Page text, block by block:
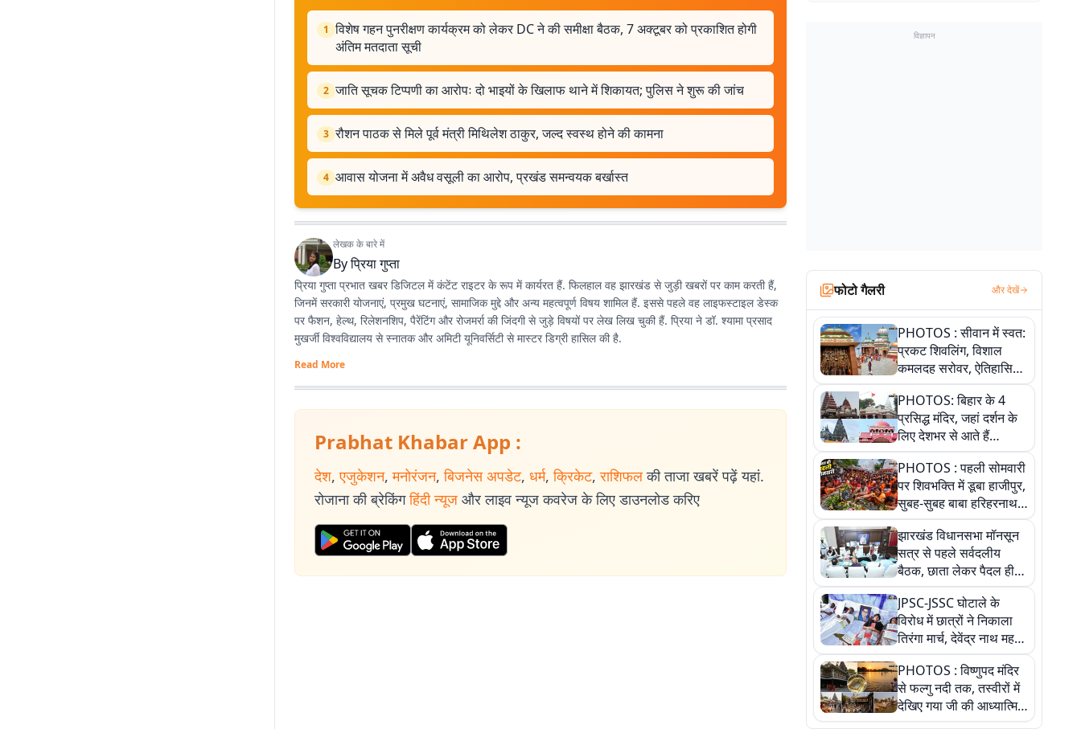
1 विशेष गहन पुनरीक्षण कार्यक्रम को लेकर DC ने की समीक्षा बैठक, 7 अक्टूबर को प्रकाशित होगी
अंतिम मतदाता सूची
2 जाति सूचक टिप्पणी का आरोपः दो भाइयों के खिलाफ थाने में शिकायत; पुलिस ने शुरू की जांच
3 रौशन पाठक से मिले पूर्व मंत्री मिथिलेश ठाकुर, जल्द स्वस्थ होने की कामना
4 आवास योजना में अवैध वसूली का आरोप, प्रखंड समन्वयक बर्खास्त
लेखक के बारे में
Byप्रिया गुप्ता
प्रिया गुप्ता प्रभात खबर डिजिटल में कंटेंट राइटर के रूप में कार्यरत हैं. फिलहाल वह झारखंड से जुड़ी खबरों पर काम करती हैं,
जिनमें सरकारी योजनाएं, प्रमुख घटनाएं, सामाजिक मुद्दे और अन्य महत्वपूर्ण विषय शामिल हैं. इससे पहले वह लाइफस्टाइल डेस्क
पर फैशन, हेल्थ, रिलेशनशिप, पैरेंटिंग और रोजमर्रा की जिंदगी से जुड़े विषयों पर लेख लिख चुकी हैं. प्रिया ने डॉ. श्यामा प्रसाद
मुखर्जी विश्वविद्यालय से स्नातक और अमिटी यूनिवर्सिटी से मास्टर डिग्री हासिल की है.
Read More
Prabhat Khabar App :
देश, एजुकेशन, मनोरंजन, बिजनेस अपडेट, धर्म, क्रिकेट, राशिफल की ताजा खबरें पढ़ें यहां.
रोजाना की ब्रेकिंग हिंदी न्यूज और लाइव न्यूज कवरेज के लिए डाउनलोड करिए
विज्ञापन
फोटो गैलरी और देखें
PHOTOS : सीवान में स्वत:
प्रकट शिवलिंग, विशाल
कमलदह सरोवर, ऐतिहासिक
महेंद्रनाथ मंदिर और घंटाघर
की कहानी, तस्वीरों में देखिए
PHOTOS: बिहार के 4
प्रसिद्ध मंदिर, जहां दर्शन के
लिए देशभर से आते हैं
श्रद्धालु, जानिए इनकी
खासियत
PHOTOS : पहली सोमवारी
पर शिवभक्ति में डूबा हाजीपुर,
सुबह-सुबह बाबा हरिहरनाथ
मंदिर पहुंचे तेजस्वी, 10
तस्वीरों में देखें नजारा
झारखंड विधानसभा मॉनसून
सत्र से पहले सर्वदलीय
बैठक, छाता लेकर पैदल ही
सत्ता पक्ष की मीटिंग में पहुंचे
सीएम, देखें तस्वीरें
JPSC-JSSC घोटाले के
विरोध में छात्रों ने निकाला
तिरंगा मार्च, देवेंद्र नाथ महतो
ने किया जल ग्रहण, देखें
तस्वीरें
PHOTOS : विष्णुपद मंदिर
से फल्गु नदी तक, तस्वीरों में
देखिए गया जी की आध्यात्मिक
पहचान